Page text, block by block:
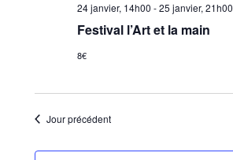
24 janvier, 14h00 -25 janvier, 21h00
Festival l’Art et la main
8€
Jour précédent